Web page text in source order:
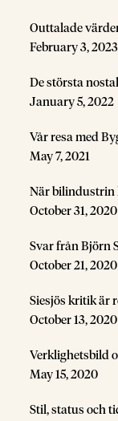
Outtalade
February 3, 2023
De största
January 5, 2022
Vår resa med
May 7, 2021
När bilindustrin
October 31, 2020
Svar från Björn
October 21, 2020
Siesjös kritik är
October 13, 2020
Verklighetsbild
May 15, 2020
Stil, status och